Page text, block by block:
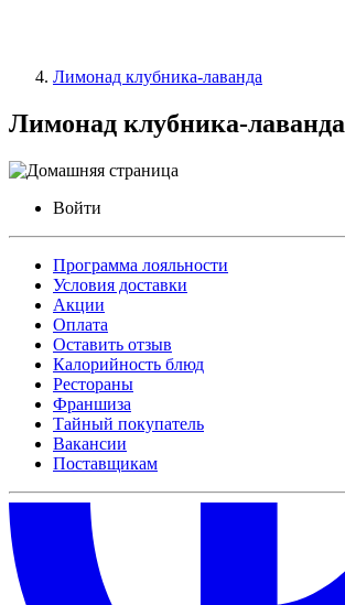
Лимонад клубника-лаванда
Лимонад клубника-лаванда
Войти
Программа лояльности
Условия доставки
Акции
Оплата
Оставить отзыв
Калорийность блюд
Рестораны
Франшиза
Тайный покупатель
Вакансии
Поставщикам